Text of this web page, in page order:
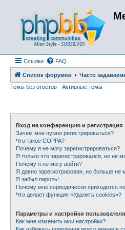
Ссылки FAQ
Список форумов
Часто
Темы без ответов
Активные темы
Вход на конференцию и регистрация
Зачем мне нужно регистрироваться?
Что такое COPPA?
Почему я не могу зарегистрироваться?
Я только что зарегистрировался, но не
Почему я не могу войти?
Я давно зарегистрирован, но больше не
Я забыл пароль!
Почему мне периодически приходится
Что делает функция «Удалить cookies»?
Параметры и настройки пользователя
Как мне изменить мои настройки?